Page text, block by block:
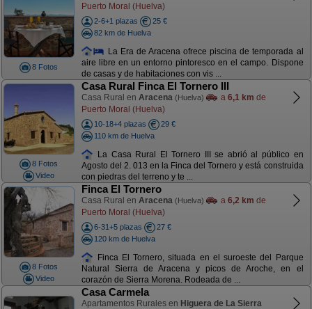
8 Fotos
Puerto Moral (Huelva)
2-6+1 plazas
25 €
82 km de Huelva
La Era de Aracena ofrece piscina de temporada al
aire libre en un entorno pintoresco en el campo. Dispone
de casas y de habitaciones con vis ...
8 Fotos
Video
Casa Rural Finca El Tornero III
Casa Rural en Aracena (Huelva) a 6,1 km de
Puerto Moral (Huelva)
10-18+4 plazas
29 €
110 km de Huelva
La Casa Rural El Tornero III se abrió al público en
Agosto del 2. 013 en la Finca del Tornero y está construida
con piedras del terreno y te ...
8 Fotos
Video
Finca El Tornero
Casa Rural en Aracena (Huelva) a 6,2 km de
Puerto Moral (Huelva)
6-31+5 plazas
27 €
120 km de Huelva
Finca El Tornero, situada en el suroeste del Parque
Natural Sierra de Aracena y picos de Aroche, en el
corazón de Sierra Morena. Rodeada de ...
Casa Carmela
Apartamentos Rurales en Higuera de La Sierra